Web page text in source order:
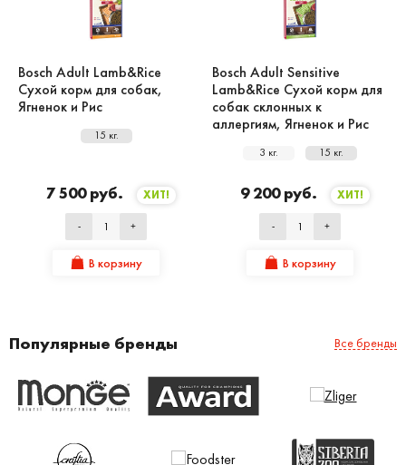
Bosch Adult Lamb&Rice
Сухой корм для собак,
Ягненок и Рис
15 кг.
7 500 руб. ХИТ!
- +
В корзину
Bosch Adult Sensitive
Lamb&Rice Сухой корм для
собак склонных к
аллергиям, Ягненок и Рис
3 кг. 15 кг.
9 200 руб. ХИТ!
- +
В корзину
Популярные бренды Все бренды